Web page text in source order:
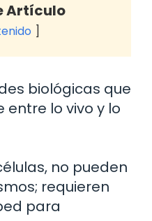
Artículo
biológicas que
entre lo vivo y lo
no pueden
requieren
para